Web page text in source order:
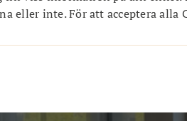
som kock både på
där de båda arbetade för
dess. I alla år har vi pratat om
detta dök upp som en
eller inte. För att acceptera alla